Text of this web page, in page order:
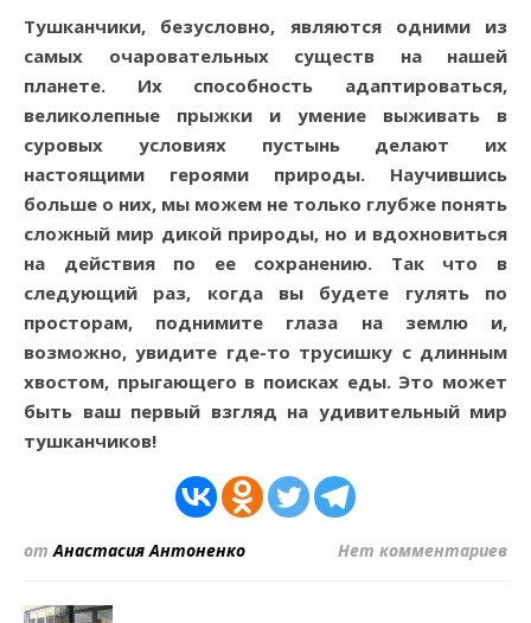
Тушканчики, безусловно, являются одними из
самых очаровательных существ на нашей
планете. Их способность адаптироваться,
великолепные прыжки и умение выживать в
суровых условиях пустынь делают их
настоящими героями природы. Научившись
больше о них, мы можем не только глубже понять
сложный мир дикой природы, но и вдохновиться
на действия по ее сохранению. Так что в
следующий раз, когда вы будете гулять по
просторам, поднимите глаза на землю и,
возможно, увидите где-то трусишку с длинным
хвостом, прыгающего в поисках еды. Это может
быть ваш первый взгляд на удивительный мир
тушканчиков!
отАнастасия Антоненко Нет комментариев